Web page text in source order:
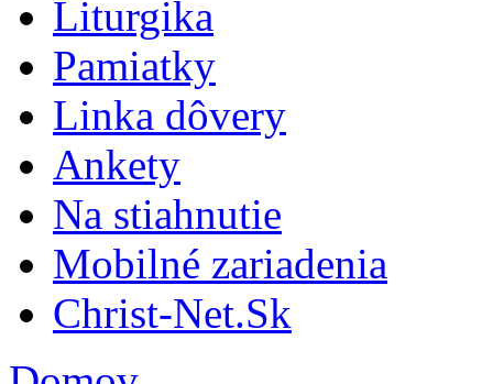
Liturgika
Pamiatky
Linka dôvery
Ankety
Na stiahnutie
Mobilné zariadenia
Christ-Net.Sk